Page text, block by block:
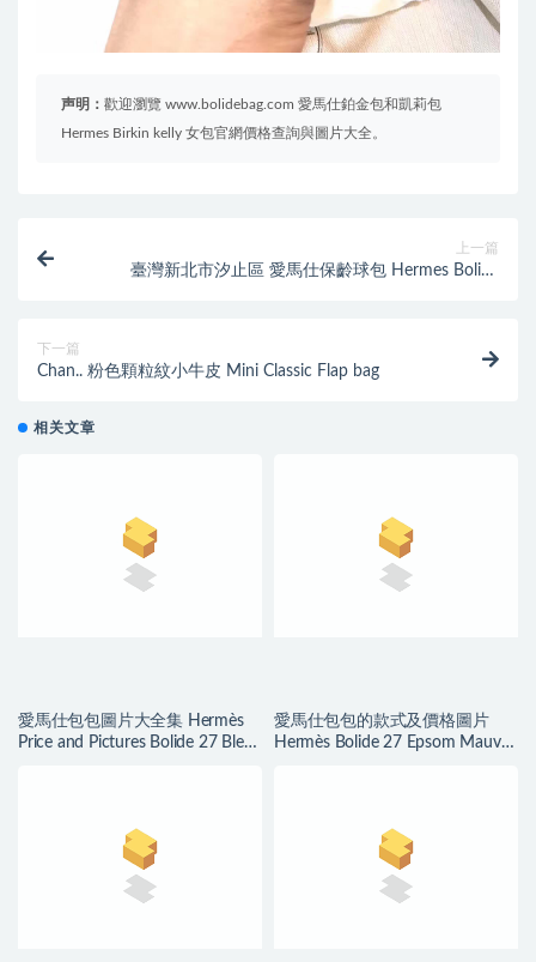
声明： 歡迎瀏覽 www.bolidebag.com 愛馬仕鉑金包和凱莉包
Hermes Birkin kelly 女包官網價格查詢與圖片大全。
上一篇
臺灣新北市汐止區 愛馬仕保齡球包 Hermes Bolide
下一篇
Chan.. 粉色顆粒紋小牛皮 Mini Classic Flap bag
相关文章
愛馬仕包包圖片大全集 Hermès
Price and Pictures Bolide 27 Bleu
愛馬仕包包的款式及價格圖片
Hermès Bolide 27 Epsom Mauve